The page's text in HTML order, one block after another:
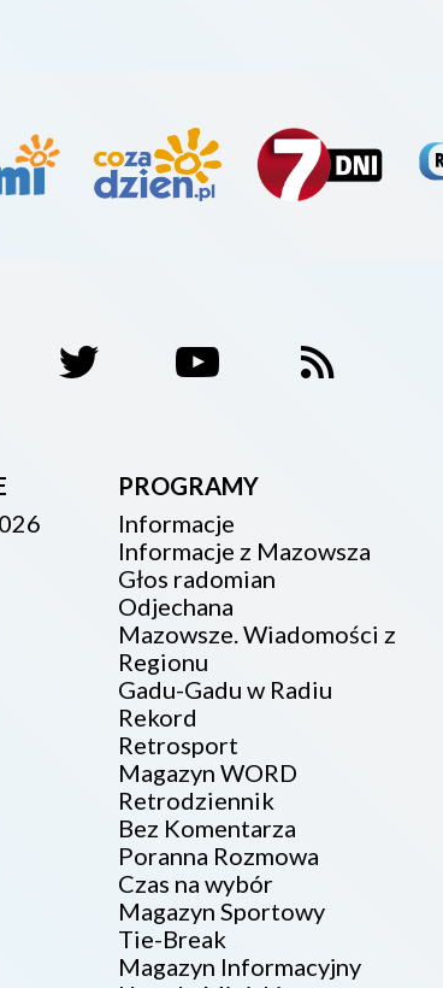
PROGRAMY
Informacje
Informacje z Mazowsza
Głos radomian
Odjechana
Mazowsze. Wiadomości z
Regionu
Gadu-Gadu w Radiu
Rekord
Retrosport
Magazyn WORD
Retrodziennik
Bez Komentarza
Poranna Rozmowa
Czas na wybór
Magazyn Sportowy
Tie-Break
Magazyn Informacyjny